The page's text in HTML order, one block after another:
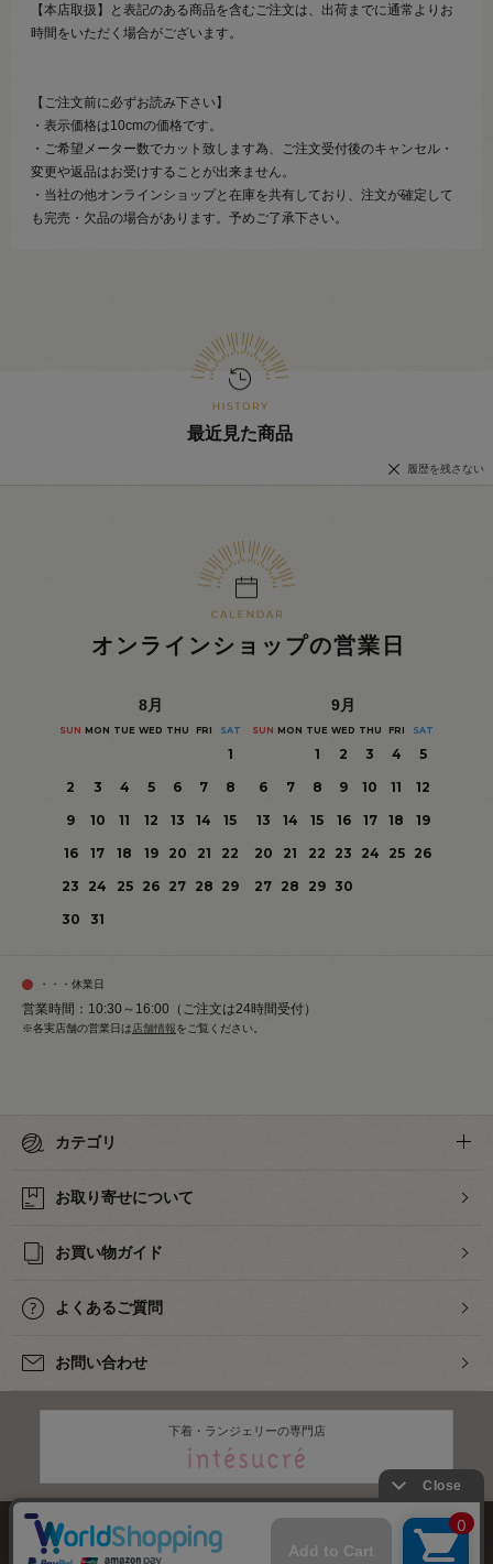
【本店取扱】と表記のある商品を含むご注文は、出荷までに通常よりお
時間をいただく場合がございます。
【ご注文前に必ずお読み下さい】
・表示価格は10cmの価格です。
・ご希望メーター数でカット致します為、ご注文受付後のキャンセル・
変更や返品はお受けすることが出来ません。
・当社の他オンラインショップと在庫を共有しており、注文が確定して
も完売・欠品の場合があります。予めご了承下さい。
最近見た商品
履歴を残さない
オンラインショップの営業日
8月
SUN MON TUE WED THU FRI SAT
1
2
3 4 5 6 7
8
9
10 11 12 13 14
15
16
17 18 19 20 21
22
23
24 25 26 27 28 29
30
31
9月
SUN MON TUE WED THU FRI SAT
1 2 3 4
5
6
7 8 9 10 11
12
13
14 15 16 17 18
19
20
21 22 23 24 25
26
27 28 29 30
・・・休業日
営業時間：10:30～16:00（ご注文は24時間受付）
※各実店舗の営業日は 店舗情報をご覧ください。
カテゴリ
お取り寄せについて
お買い物ガイド
よくあるご質問
お問い合わせ
下着・ランジェリーの専門店
株式会社オカダヤ